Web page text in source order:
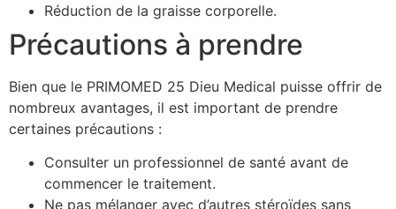
Réduction de la graisse corporelle.
Précautions à prendre
Bien que le PRIMOMED 25 Dieu Medical puisse offrir de
nombreux avantages, il est important de prendre
certaines précautions :
Consulter un professionnel de santé avant de
commencer le traitement.
Ne pas mélanger avec d’autres stéroïdes sans